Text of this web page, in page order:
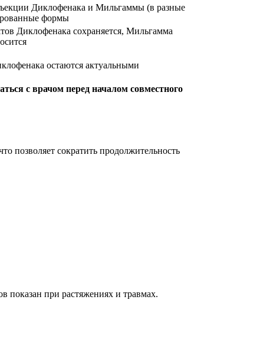
Диклофенака и Мильгаммы (в разные
формы
Диклофенака сохраняется, Мильгамма
остаются актуальными
с врачом перед началом совместного
позволяет сократить продолжительность
при растяжениях и травмах.